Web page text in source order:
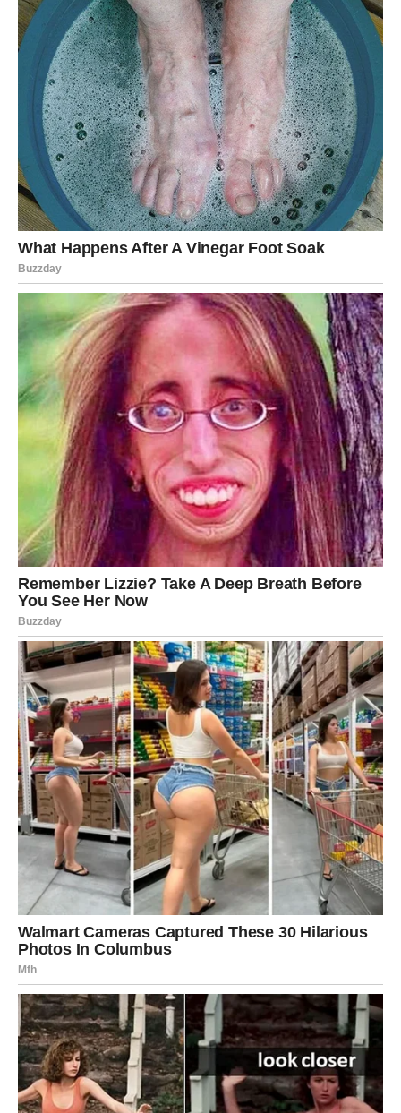
možete pronaći sreću ako stalno zaboravljate sebe.
Zvijezde vam poručuju da ne osjećate grižnju savjesti
zbog toga što želite više za sebe.
Mnogi Jarčevi će tokom ovog perioda napraviti promjene
koje će ih kasnije dovesti do mnogo srećnijeg i
ispunjenijeg života.
Sudbina vam sada vraća ono što
ste dugo čekali
Sve kroz šta ste prošli nije bilo uzalud.
Svaka prepreka, svako razočaranje i svaki trenutak tokom
kojeg ste mislili da više ne možete dalje zapravo su vas
pripremali za ono što dolazi.
A ono što dolazi moglo bi vam potpuno promijeniti život.
Mnogi Jarčevi će tokom ovog perioda dobiti ono što su
dugo priželjkivali — iskrenu ljubav, podršku, sigurnost i
osjećaj da konačno imaju razlog za osmijeh.
Pred vama je period koji ćete
dugo pamtiti
Zvijezde vam sada donose novu energiju, mnogo više
samopouzdanja i priliku da konačno osjetite kako izgleda
kada život radi u vašu korist.
Mnogi Jarčevi će tokom ove sedmice upoznati ljude koji
će im promijeniti život, dobiti prilike koje nisu očekivali i
donijeti odluke koje će ih odvesti prema mnogo srećnijoj
budućnosti.
Zato ne zatvarajte se pred emocijama i ne dozvolite
strahu da vas zaustavi.
Počela je nova sedmica i ona vam donosi period iskrene
sreće, ljubavi i osjećaj da konačno dolaze dani koje ste
dugo zaslužili.